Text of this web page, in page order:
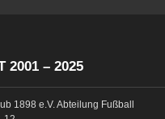
2001 – 2025
1898 e.V. Abteilung Fußball